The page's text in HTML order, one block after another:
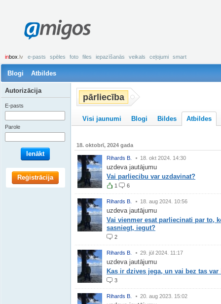
amigos
inbox .lv e-pasts spēles foto files iepazīšanās veikals ceļojumi smart
Blogi Atbildes
pārliecība
Visi jaunumi Blogi Bildes Atbildes
18. oktobrī, 2024 gada
Rihards B. 18. okt 2024. 14:30
uzdeva jautājumu
Vai parliecibu var uzdavinat?
1 6
Rihards B. 18. aug 2024. 10:56
uzdeva jautājumu
Vai vienmer esat parliecinati par to,
sasniegt, iegut?
2
Rihards B. 29. jūl 2024. 11:17
uzdeva jautājumu
Kas ir dzives jega, un vai bez tas
3
Rihards B. 20. aug 2023. 15:02
Autorizācija
E-pasts
Parole
Ienākt
Reģistrācija